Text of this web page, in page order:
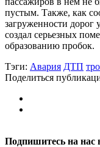
пустым. Также, как
загруженности
создал серьезных
образованию пробок.
Тэги: Авария ДТП
Поделиться
Подпишитесь на нас